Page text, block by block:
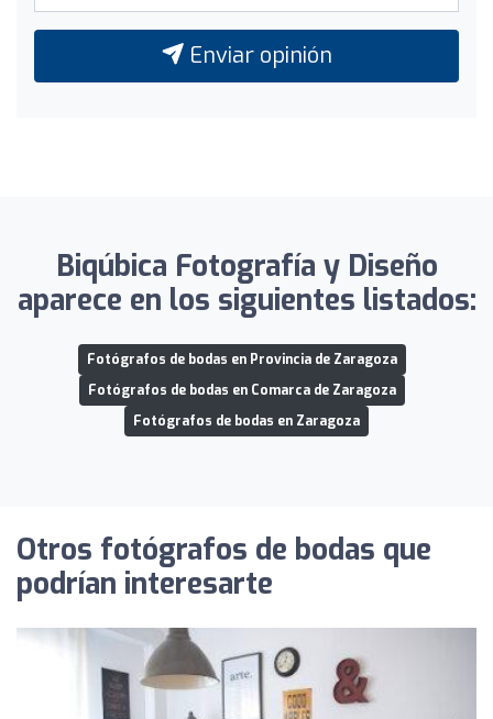
Enviar opinión
Biqúbica Fotografía y Diseño
aparece en los siguientes listados:
Fotógrafos de bodas en Provincia de Zaragoza
Fotógrafos de bodas en Comarca de Zaragoza
Fotógrafos de bodas en Zaragoza
Otros fotógrafos de bodas que
podrían interesarte